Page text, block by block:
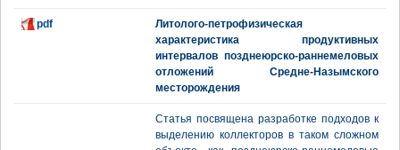
pdf
Литолого-петрофизическая
характеристика продуктивных
интервалов позднеюрско-раннемеловых
отложений Средне-Назымского
месторождения
Статья посвящена разработке подходов к
выделению коллекторов в таком сложном